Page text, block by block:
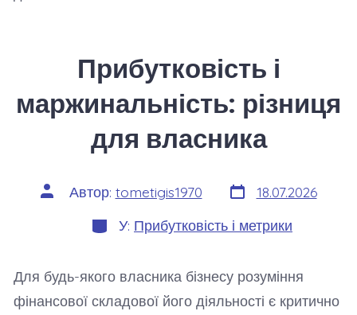
Прибутковість і
маржинальність: різниця
для власника
Автор
запису
Автор: tometigis1970 Дата
запису
18.07.2026
Категорії
У: Прибутковість і метрики
Для будь-якого власника бізнесу розуміння
фінансової складової його діяльності є критично